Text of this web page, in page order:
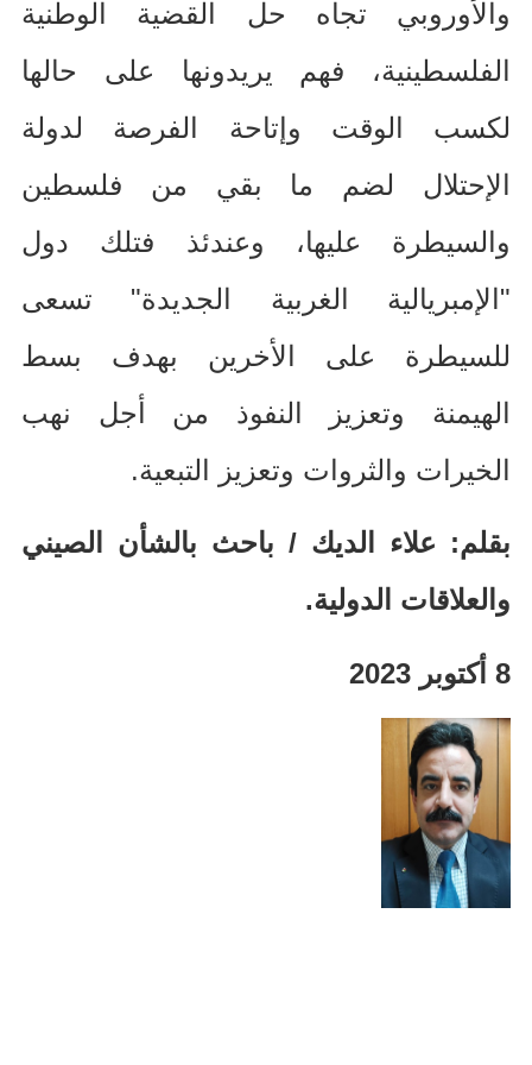
والأوروبي تجاه حل القضية الوطنية
الفلسطينية، فهم يريدونها على حالها
لكسب الوقت وإتاحة الفرصة لدولة
الإحتلال لضم ما بقي من فلسطين
والسيطرة عليها، وعندئذ فتلك دول
"الإمبريالية الغربية الجديدة" تسعى
للسيطرة على الأخرين بهدف بسط
الهيمنة وتعزيز النفوذ من أجل نهب
الخيرات والثروات وتعزيز التبعية.
بقلم: علاء الديك / باحث بالشأن الصيني
والعلاقات الدولية.
8 أكتوبر 2023